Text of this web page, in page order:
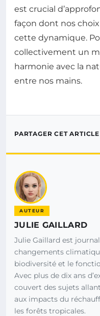
est crucial
façon dont nos
cette dynamique.
collectivement un
harmonie avec la
entre nos mains.
PARTAGER CET ARTICLE
AUTEUR
JULIE GAILLARD
Julie Gaillard est
changements
biodiversité et le
Avec plus de dix ans
couvert des sujets
aux impacts du
les forêts tropicales.